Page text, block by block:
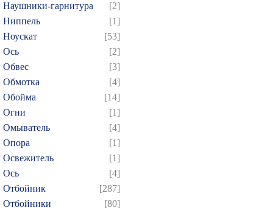
Наушники-гарнитура
[2]
Ниппель
[1]
Ноускат
[53]
Оcь
[2]
Обвес
[3]
Обмотка
[4]
Обойма
[14]
Огни
[1]
Омыватель
[4]
Опора
[1]
Освежитель
[1]
Ось
[4]
Отбойник
[287]
Отбойники
[80]